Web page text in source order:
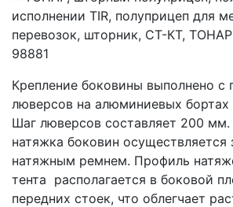
Крепление боковины выполнено
люверсов на алюминиевых бортах
Шаг люверсов составляет 200 мм.
натяжка боковин осуществляется
натяжным ремнем. Профиль
тента располагается в боковой
передних стоек, что облегчает